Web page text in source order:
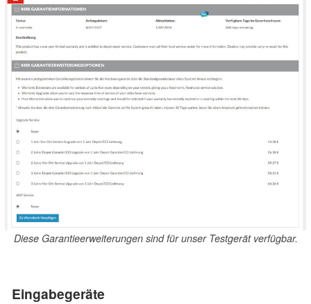
Diese Garantieerweiterungen sind für unser Testgerät verfügbar.
Eingabegeräte